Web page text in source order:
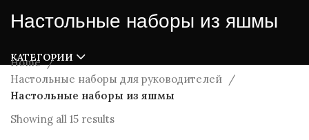
Настольные наборы из яшмы
КАТЕГОРИИ
Home
Настольные наборы для руководителей
Настольные наборы из яшмы
Showing all 15 results